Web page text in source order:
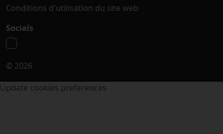
Conditions d'utilisation du site web
Socials
© 2026
Update cookies preferences